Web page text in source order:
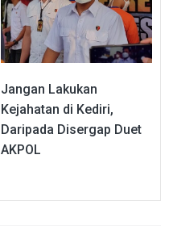
Jangan Lakukan
Kejahatan di Kediri,
Daripada Disergap Duet
AKPOL